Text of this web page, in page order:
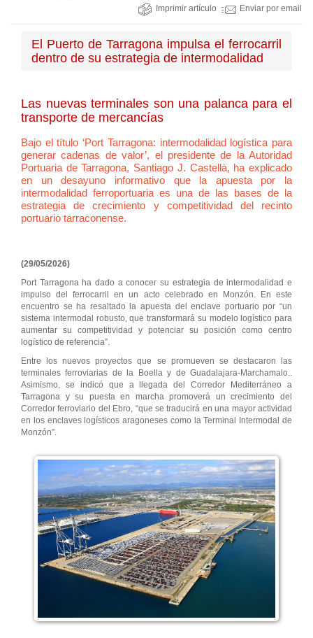
Imprimir artículo Enviar por email
El Puerto de Tarragona impulsa el ferrocarril
dentro de su estrategia de intermodalidad
Las nuevas terminales son una palanca para el
transporte de mercancías
Bajo el título ‘Port Tarragona: intermodalidad logística para
generar cadenas de valor’, el presidente de la Autoridad
Portuaria de Tarragona, Santiago J. Castellà, ha explicado
en un desayuno informativo que la apuesta por la
intermodalidad ferroportuaria es una de las bases de la
estrategia de crecimiento y competitividad del recinto
portuario tarraconense.
(29/05/2026)
Port Tarragona ha dado a conocer su estrategia de intermodalidad e
impulso del ferrocarril en un acto celebrado en Monzón. En este
encuentro se ha resaltado la apuesta del enclave portuario por “un
sistema intermodal robusto, que transformará su modelo logístico para
aumentar su competitividad y potenciar su posición como centro
logístico de referencia”.
Entre los nuevos proyectos que se promueven se destacaron las
terminales ferroviarias de la Boella y de Guadalajara-Marchamalo..
Asimismo, se indicó que a llegada del Corredor Mediterráneo a
Tarragona y su puesta en marcha promoverá un crecimiento del
Corredor ferroviario del Ebro, “que se traducirá en una mayor actividad
en los enclaves logísticos aragoneses como la Terminal Intermodal de
Monzón”.